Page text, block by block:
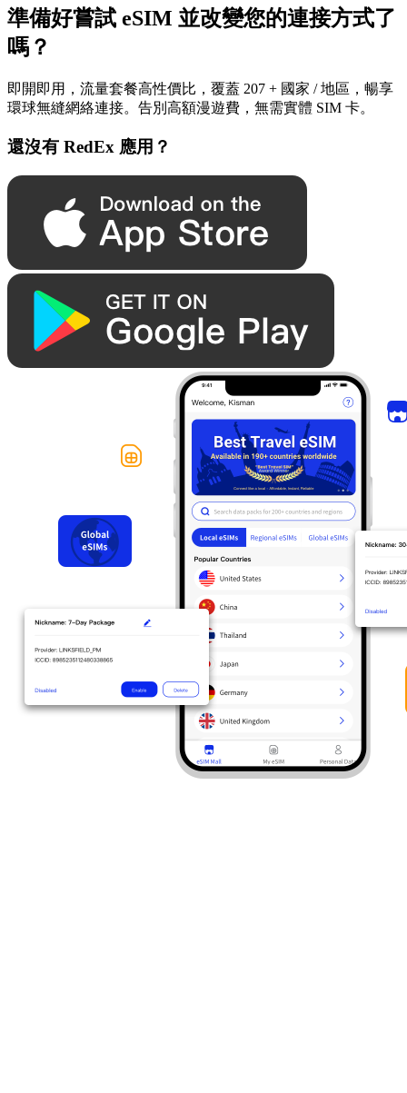
準備好嘗試 eSIM 並改變您的連接方式了
嗎？
即開即用，流量套餐高性價比，覆蓋 207 + 國家 / 地區，暢享
環球無縫網絡連接。告別高額漫遊費，無需實體 SIM 卡。
還沒有 RedEx 應用？